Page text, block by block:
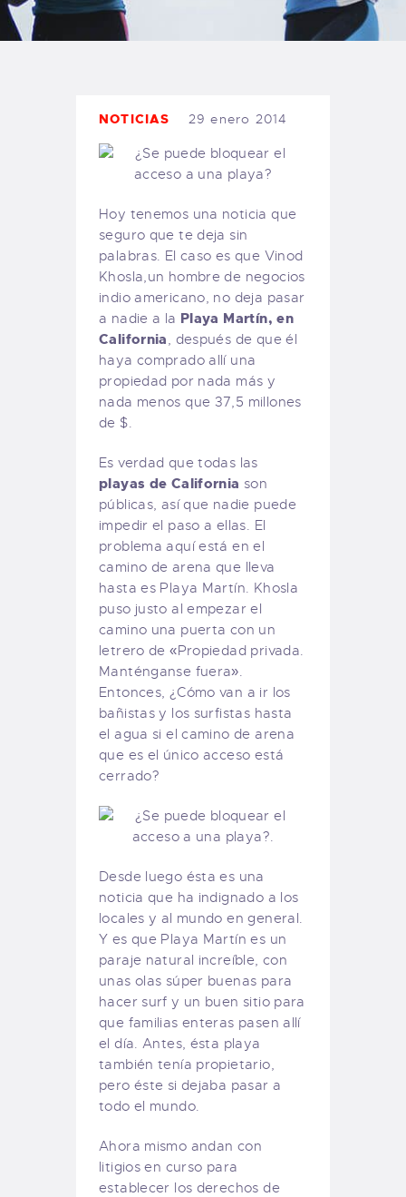
TIENDA FAMILY SURFERS
WEBCAM SALINAS
NOTICIAS 29 enero 2014
Hoy tenemos una noticia que
seguro que te deja sin
palabras. El caso es que Vinod
Khosla,un hombre de negocios
indio americano, no deja pasar
a nadie a la Playa Martín, en
California
, después de que él
haya comprado allí una
propiedad por nada más y
nada menos que 37,5 millones
de $.
Es verdad que todas las
playas de California son
públicas, así que nadie puede
impedir el paso a ellas. El
problema aquí está en el
camino de arena que lleva
hasta es Playa Martín. Khosla
puso justo al empezar el
camino una puerta con un
letrero de «Propiedad privada.
Manténganse fuera».
Entonces, ¿Cómo van a ir los
bañistas y los surfistas hasta
el agua si el camino de arena
que es el único acceso está
cerrado?
Desde luego ésta es una
noticia que ha indignado a los
locales y al mundo en general.
Y es que Playa Martín es un
paraje natural increíble, con
unas olas súper buenas para
hacer surf y un buen sitio para
que familias enteras pasen allí
el día. Antes, ésta playa
también tenía propietario,
pero éste si dejaba pasar a
todo el mundo.
Ahora mismo andan con
litigios en curso para
establecer los derechos de